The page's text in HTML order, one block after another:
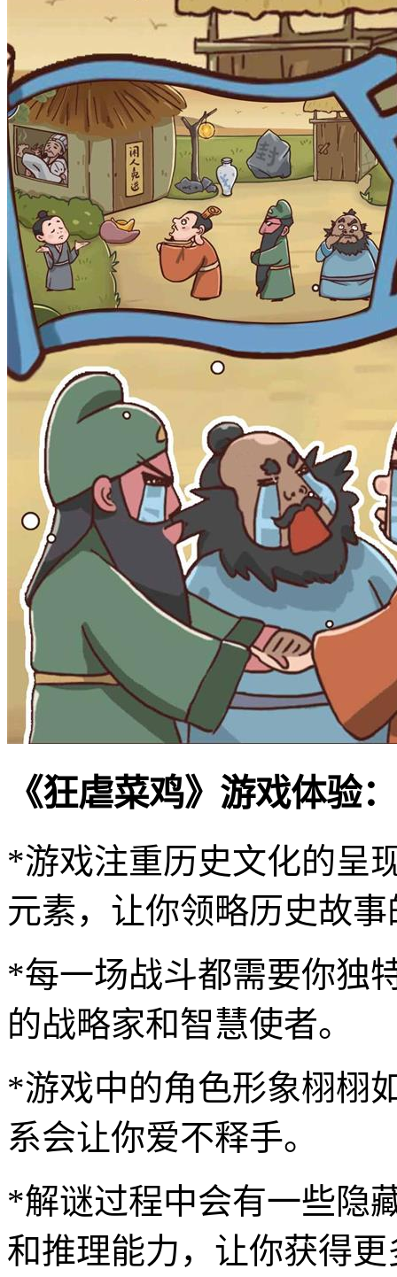
《狂虐菜鸡》游戏体验：
*游戏注重历史文化的呈
元素，让你领略历史故
*每一场战斗都需要你独
的战略家和智慧使者。
*游戏中的角色形象栩栩
系会让你爱不释手。
*解谜过程中会有一些隐
和推理能力，让你获得